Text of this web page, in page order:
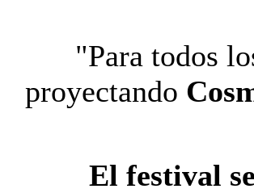
"Para todos
proyectando
El festival